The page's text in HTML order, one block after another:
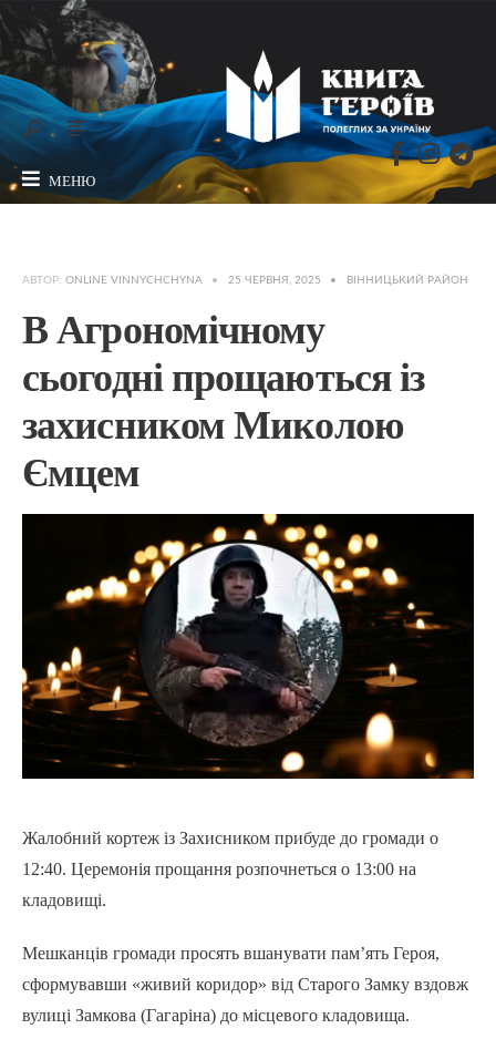
МЕНЮ
АВТОР: ONLINE VINNYCHCHYNA • 25 ЧЕРВНЯ, 2025 • ВІННИЦЬКИЙ РАЙОН
В Агрономічному
сьогодні прощаються із
захисником Миколою
Ємцем
Жалобний кортеж із Захисником прибуде до громади о
12:40. Церемонія прощання розпочнеться о 13:00 на
кладовищі.
Мешканців громади просять вшанувати пам’ять Героя,
сформувавши «живий коридор» від Старого Замку вздовж
вулиці Замкова (Гагаріна) до місцевого кладовища.